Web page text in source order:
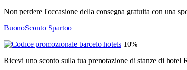
Non perdere l'occasione della consegna gratuita con una
BuonoSconto Spartoo
10%
Ricevi uno sconto sulla tua prenotazione di stanze di hotel